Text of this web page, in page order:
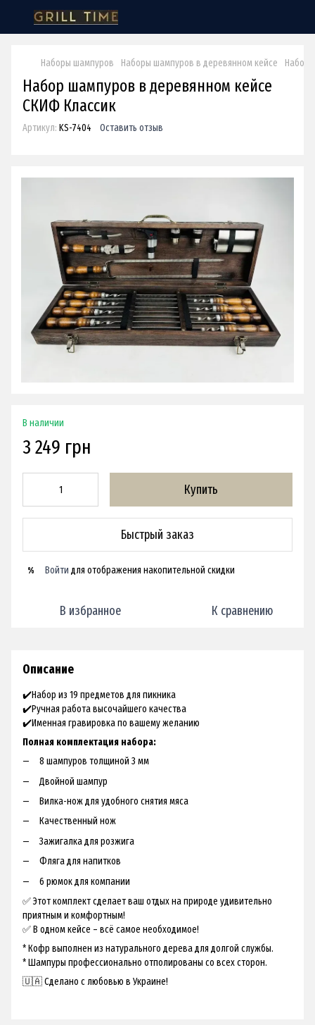
Наборы шампуров Наборы шампуров в деревянном кейсе Набор
Набор шампуров в деревянном кейсе
СКИФ Классик
Артикул: KS-7404 Оставить отзыв
В наличии
3 249 грн
Купить
Быстрый заказ
% Войти для отображения накопительной скидки
В избранное К сравнению
Описание
✔️Набор из 19 предметов для пикника
✔️Ручная работа высочайшего качества
✔️Именная гравировка по вашему желанию
Полная комплектация набора:
8 шампуров толщиной 3 мм
Двойной шампур
Вилка-нож для удобного снятия мяса
Качественный нож
Зажигалка для розжига
Фляга для напитков
6 рюмок для компании
✅ Этот комплект сделает ваш отдых на природе удивительно
приятным и комфортным!
✅ В одном кейсе – всё самое необходимое!
* Кофр выполнен из натурального дерева для долгой службы.
* Шампуры профессионально отполированы со всех сторон.
🇺🇦 Сделано с любовью в Украине!